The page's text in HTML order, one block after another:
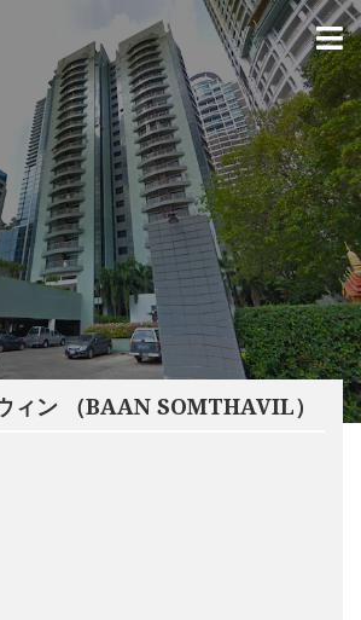
ィン （BAAN SOMTHAVIL）